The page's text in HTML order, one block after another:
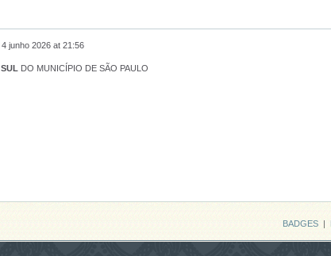
4 junho 2026 at 21:56
SUL DO MUNICÍPIO DE SÃO PAULO
BADGES